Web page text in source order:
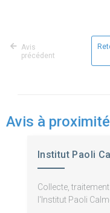
Avis
précédent
Avis à
Institut Paoli
Collecte,
l'Institut Paoli